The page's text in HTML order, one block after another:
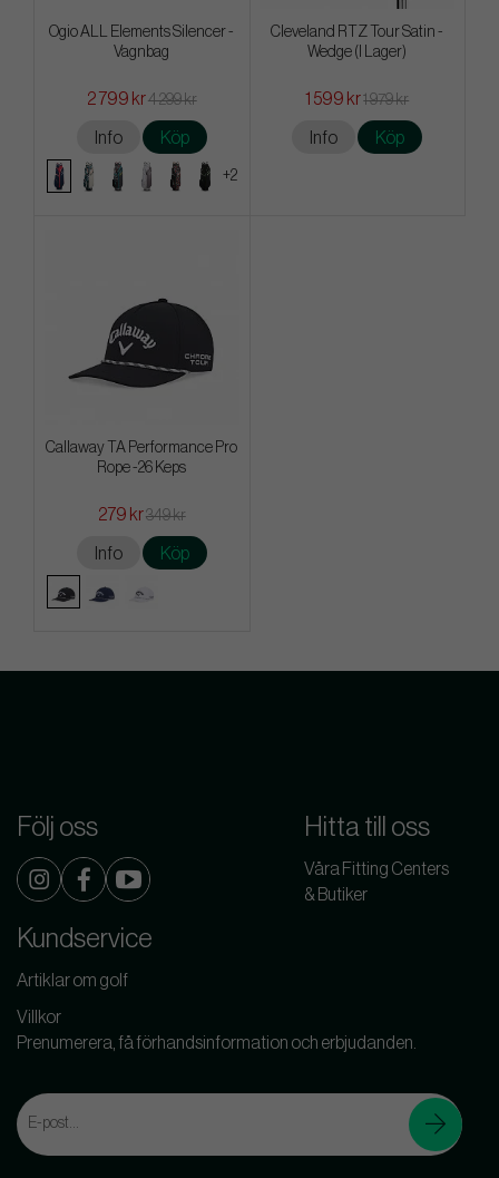
Ogio ALL Elements Silencer -
Vagnbag
2 799 kr4 299 kr
Info Köp
+2
Cleveland RTZ Tour Satin -
Wedge (I Lager)
1 599 kr1 979 kr
Info Köp
Callaway TA Performance Pro
Rope -26 Keps
279 kr349 kr
Info Köp
Följ oss Hitta till oss
Våra Fitting Centers
& Butiker
Kundservice
Artiklar om golf
Villkor
Prenumerera, få förhandsinformation och erbjudanden.